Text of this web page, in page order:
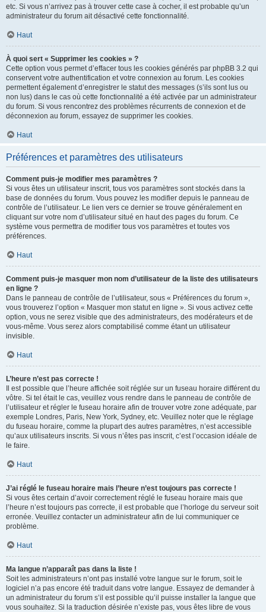
etc. Si vous n’arrivez pas à trouver cette case à cocher, il est probable qu’un
administrateur du forum ait désactivé cette fonctionnalité.
Haut
À quoi sert « Supprimer les cookies » ?
Cette option vous permet d’effacer tous les cookies générés par phpBB 3.2 qui
conservent votre authentification et votre connexion au forum. Les cookies
permettent également d’enregistrer le statut des messages (s’ils sont lus ou
non lus) dans le cas où cette fonctionnalité a été activée par un administrateur
du forum. Si vous rencontrez des problèmes récurrents de connexion et de
déconnexion au forum, essayez de supprimer les cookies.
Haut
Préférences et paramètres des utilisateurs
Comment puis-je modifier mes paramètres ?
Si vous êtes un utilisateur inscrit, tous vos paramètres sont stockés dans la
base de données du forum. Vous pouvez les modifier depuis le panneau de
contrôle de l’utilisateur. Le lien vers ce dernier se trouve généralement en
cliquant sur votre nom d’utilisateur situé en haut des pages du forum. Ce
système vous permettra de modifier tous vos paramètres et toutes vos
préférences.
Haut
Comment puis-je masquer mon nom d’utilisateur de la liste des utilisateurs
en ligne ?
Dans le panneau de contrôle de l’utilisateur, sous « Préférences du forum »,
vous trouverez l’option « Masquer mon statut en ligne ». Si vous activez cette
option, vous ne serez visible que des administrateurs, des modérateurs et de
vous-même. Vous serez alors comptabilisé comme étant un utilisateur
invisible.
Haut
L’heure n’est pas correcte !
Il est possible que l’heure affichée soit réglée sur un fuseau horaire différent du
vôtre. Si tel était le cas, veuillez vous rendre dans le panneau de contrôle de
l’utilisateur et régler le fuseau horaire afin de trouver votre zone adéquate, par
exemple Londres, Paris, New York, Sydney, etc. Veuillez noter que le réglage
du fuseau horaire, comme la plupart des autres paramètres, n’est accessible
qu’aux utilisateurs inscrits. Si vous n’êtes pas inscrit, c’est l’occasion idéale de
le faire.
Haut
J’ai réglé le fuseau horaire mais l’heure n’est toujours pas correcte !
Si vous êtes certain d’avoir correctement réglé le fuseau horaire mais que
l’heure n’est toujours pas correcte, il est probable que l’horloge du serveur soit
erronée. Veuillez contacter un administrateur afin de lui communiquer ce
problème.
Haut
Ma langue n’apparaît pas dans la liste !
Soit les administrateurs n’ont pas installé votre langue sur le forum, soit le
logiciel n’a pas encore été traduit dans votre langue. Essayez de demander à
un administrateur du forum s’il est possible qu’il puisse installer la langue que
vous souhaitez. Si la traduction désirée n’existe pas, vous êtes libre de vous